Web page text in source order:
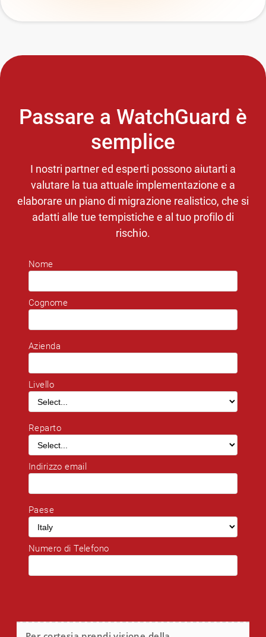
Nome
Cognome
Azienda
Livello
Reparto
Indirizzo email
Paese
Numero di Telefono
Passare a WatchGuard è
semplice
I nostri partner ed esperti possono aiutarti a
valutare la tua attuale implementazione e a
elaborare un piano di migrazione realistico, che si
adatti alle tue tempistiche e al tuo profilo di
rischio.